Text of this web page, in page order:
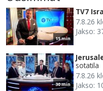
15 min
TV7
7.8.26
Jakso:
30 min
sotatila
7.8.26
Jakso: